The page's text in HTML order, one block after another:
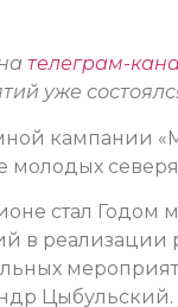
телеграм-
уже
кампании
молодых
стал Годом
в реализации